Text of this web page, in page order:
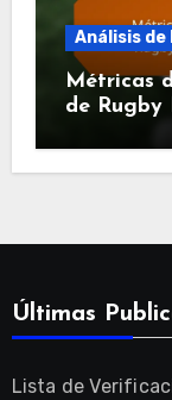
Análisis de
Métricas
de Rugby
Últimas
Lista de